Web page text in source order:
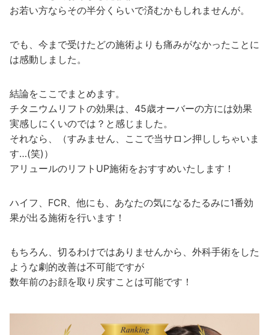
お若い方ならその半分くらいで済むかもしれませんが。
でも、今まで受けたどの施術よりも痛みがなかったことに
は感動しました。
結論をここでまとめます。
チタニウムリフトの効果は、45歳オーバーの方には効果
実感しにくいのでは？と感じました。
それなら、（すみません、ここで当サロン押ししちゃいま
す…(笑)）
アリュールのリフトUP施術をおすすめいたします！
ハイフ、FCR、他にも、あなたの気になるたるみに1番効
果が出る施術を行います！
もちろん、切るわけではありませんから、外科手術をした
ような劇的改善は不可能ですが
数年前のお顔を取り戻すことは可能です！